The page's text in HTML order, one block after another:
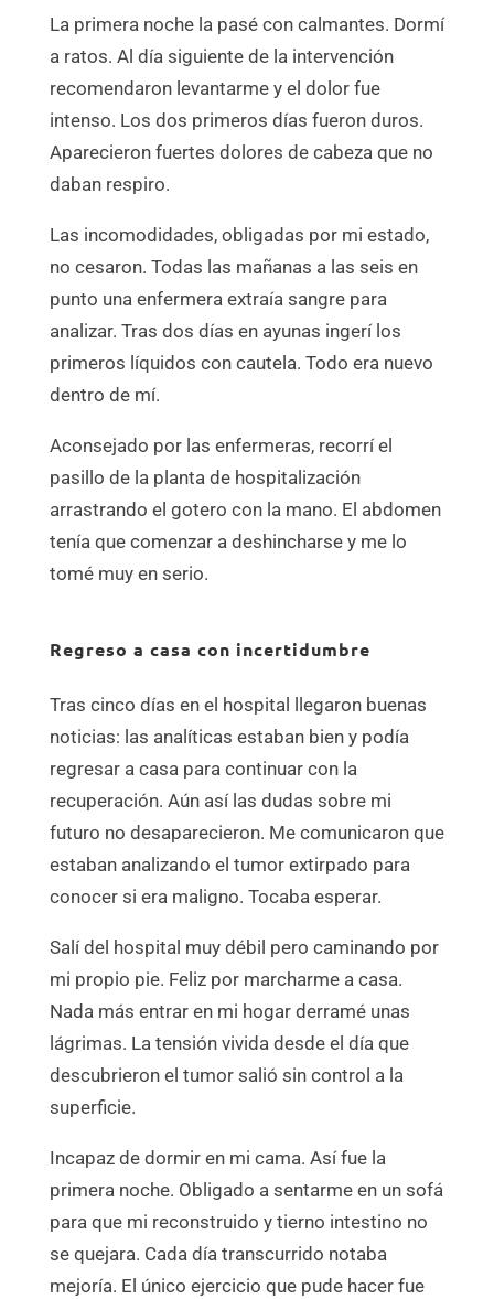
La primera noche la pasé con calmantes. Dormí
a ratos. Al día siguiente de la intervención
recomendaron levantarme y el dolor fue
intenso. Los dos primeros días fueron duros.
Aparecieron fuertes dolores de cabeza que no
daban respiro.
Las incomodidades, obligadas por mi estado,
no cesaron. Todas las mañanas a las seis en
punto una enfermera extraía sangre para
analizar. Tras dos días en ayunas ingerí los
primeros líquidos con cautela. Todo era nuevo
dentro de mí.
Aconsejado por las enfermeras, recorrí el
pasillo de la planta de hospitalización
arrastrando el gotero con la mano. El abdomen
tenía que comenzar a deshincharse y me lo
tomé muy en serio.
Regreso a casa con incertidumbre
Tras cinco días en el hospital llegaron buenas
noticias: las analíticas estaban bien y podía
regresar a casa para continuar con la
recuperación. Aún así las dudas sobre mi
futuro no desaparecieron. Me comunicaron que
estaban analizando el tumor extirpado para
conocer si era maligno. Tocaba esperar.
Salí del hospital muy débil pero caminando por
mi propio pie. Feliz por marcharme a casa.
Nada más entrar en mi hogar derramé unas
lágrimas. La tensión vivida desde el día que
descubrieron el tumor salió sin control a la
superficie.
Incapaz de dormir en mi cama. Así fue la
primera noche. Obligado a sentarme en un sofá
para que mi reconstruido y tierno intestino no
se quejara. Cada día transcurrido notaba
mejoría. El único ejercicio que pude hacer fue